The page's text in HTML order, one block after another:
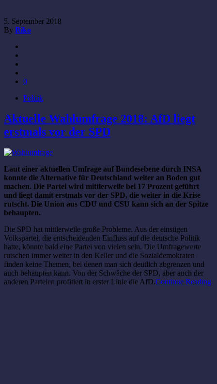
5. September 2018
By Riko
0
Politik
Aktuelle Wahlumfrage 2018: AfD liegt
erstmals vor der SPD
Laut einer aktuellen Umfrage auf Bundesebene durch INSA
konnte die Alternative für Deutschland weiter an Boden gut
machen. Die Partei wird mittlerweile bei 17 Prozent geführt
und liegt damit erstmals vor der SPD, die weiter in die Krise
rutscht. Die Union aus CDU und CSU kann sich an der Spitze
behaupten.
Die SPD hat mittlerweile große Probleme. Aus der einstigen
Volkspartei, die entscheidenden Einfluss auf die deutsche Politik
hatte, könnte bald eine Partei von vielen sein. Die Umfragewerte
rutschen immer weiter in den Keller und die Sozialdemokraten
finden keine Themen, bei denen man sich deutlich abgrenzen und
auch behaupten kann. Von der Schwäche der SPD, aber auch der
anderen Parteien profitiert in erster Linie die AfD.Continue Reading